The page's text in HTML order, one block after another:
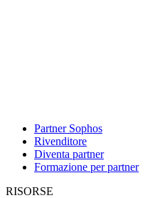
Partner Sophos
Rivenditore
Diventa partner
Formazione per partner
RISORSE